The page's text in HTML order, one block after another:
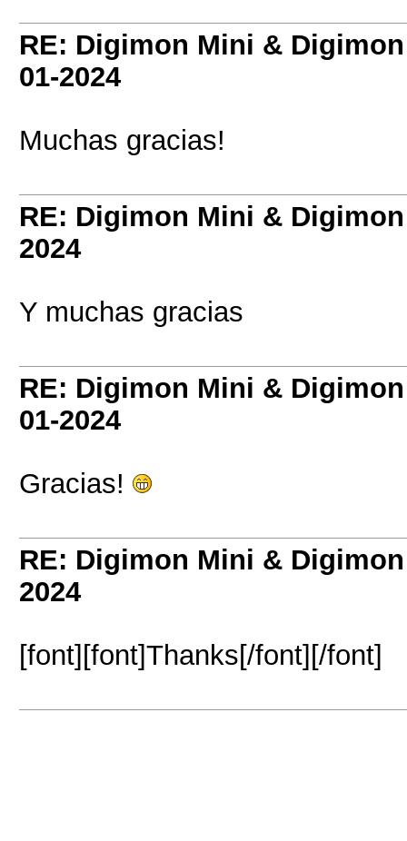
RE: Digimon Mini &
01-2024
Muchas gracias!
RE: Digimon Mini &
2024
Y muchas gracias
RE: Digimon Mini &
01-2024
Gracias!
RE: Digimon Mini &
2024
[font][font]Thanks[/font][/font]